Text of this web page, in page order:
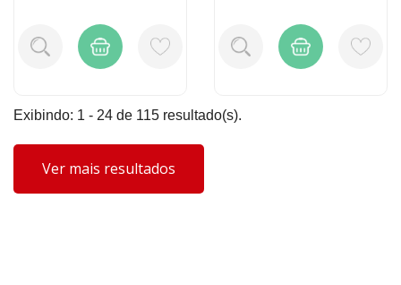
Exibindo: 1 - 24 de 115 resultado(s).
Ver mais resultados